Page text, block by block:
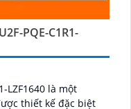
PQE-C1R1-
LZF1640 là một
thiết kế đặc biệt